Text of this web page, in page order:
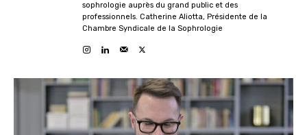
sophrologie auprès du grand public et des
professionnels. Catherine Aliotta, Présidente de la
Chambre Syndicale de la Sophrologie